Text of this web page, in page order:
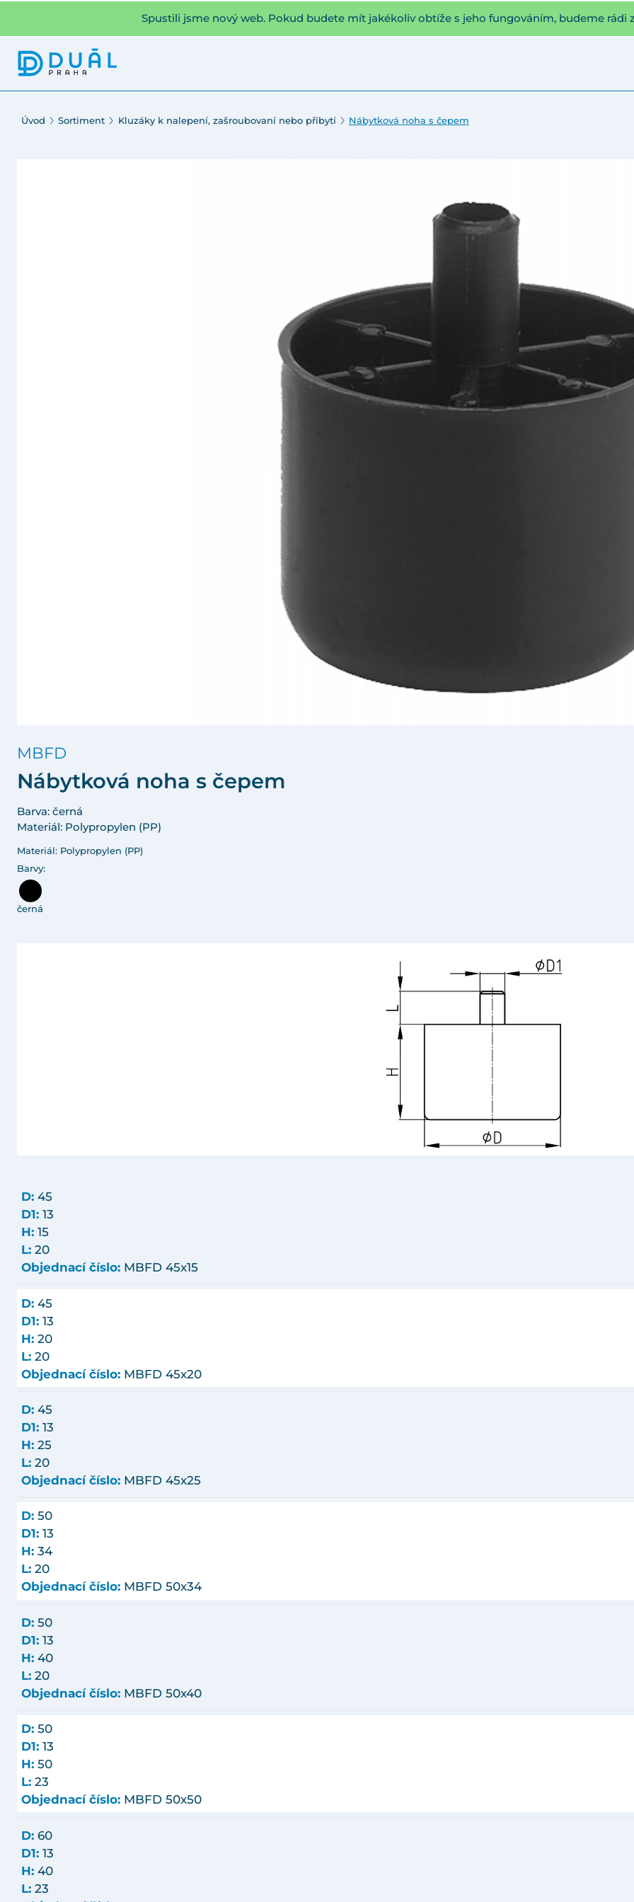
Spustili jsme nový web. Pokud budete mít jakékoliv obtíže s jeho fungováním, budeme rádi
Úvod Sortiment Kluzáky k nalepení, zašroubovaní nebo přibytí Nábytková noha s čepem
MBFD
Nábytková noha s čepem
Barva: černá
Materiál: Polypropylen (PP)
Materiál: Polypropylen (PP)
Barvy:
černá
D: 45
D1: 13
H: 15
L: 20
Objednací číslo: MBFD 45x15
D: 45
D1: 13
H: 20
L: 20
Objednací číslo: MBFD 45x20
D: 45
D1: 13
H: 25
L: 20
Objednací číslo: MBFD 45x25
D: 50
D1: 13
H: 34
L: 20
Objednací číslo: MBFD 50x34
D: 50
D1: 13
H: 40
L: 20
Objednací číslo: MBFD 50x40
D: 50
D1: 13
H: 50
L: 23
Objednací číslo: MBFD 50x50
D: 60
D1: 13
H: 40
L: 23